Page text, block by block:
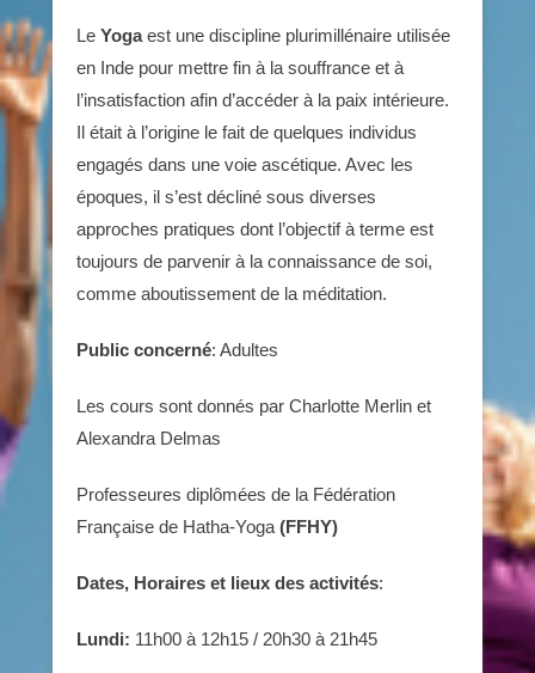
Le Yogaest une discipline plurimillénaire utilisée
en Inde pour mettre fin à la souffrance et à
l’insatisfaction afin d’accéder à la paix intérieure.
Il était à l’origine le fait de quelques individus
engagés dans une voie ascétique. Avec les
époques, il s’est décliné sous diverses
approches pratiques dont l’objectif à terme est
toujours de parvenir à la connaissance de soi,
comme aboutissement de la méditation.
Public concerné: Adultes
Les cours sont donnés par Charlotte Merlin et
Alexandra Delmas
Professeures diplômées de la Fédération
Française de Hatha-Yoga (FFHY)
Dates, Horaires et lieux des activités:
Lundi: 11h00 à 12h15 / 20h30 à 21h45